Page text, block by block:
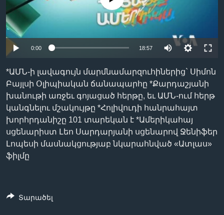
Լեզուներ
0:00 18:57
*ԱՄՆ-ի լավագույն մարմնամարզուհիներից` Սիմոն
Բայլսի Օլիպիական ճանապարհը *Քարդաշյանի
խանութի առջեւ գոյացած հերթը, եւ ԱՄՆ-ում հերթ
կանգնելու մշակույթը *Հոլիվուդի հանրահայտ
խորհրդանիշը 101 տարեկան է *Ամերիկահայ
սցենարիստ Լեո Սարդարյանի սցենարով Ջենիֆեր
Լոպեսի մասնակցությաբ նկարահնված «Ատլաս»
ֆիլմը
Տարածել